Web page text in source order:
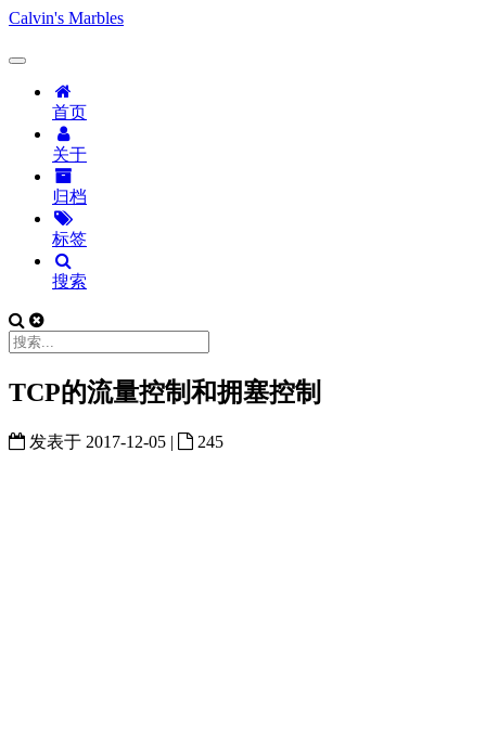
Calvin's Marbles
首页
关于
归档
标签
搜索
TCP的流量控制和拥塞控制
发表于 2017-12-05 | 245